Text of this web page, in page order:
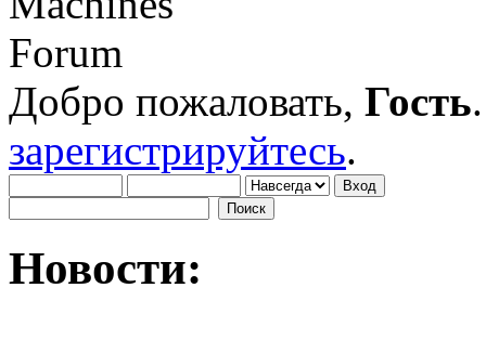
Добро пожаловать, Гость
зарегистрируйтесь.
Новости: